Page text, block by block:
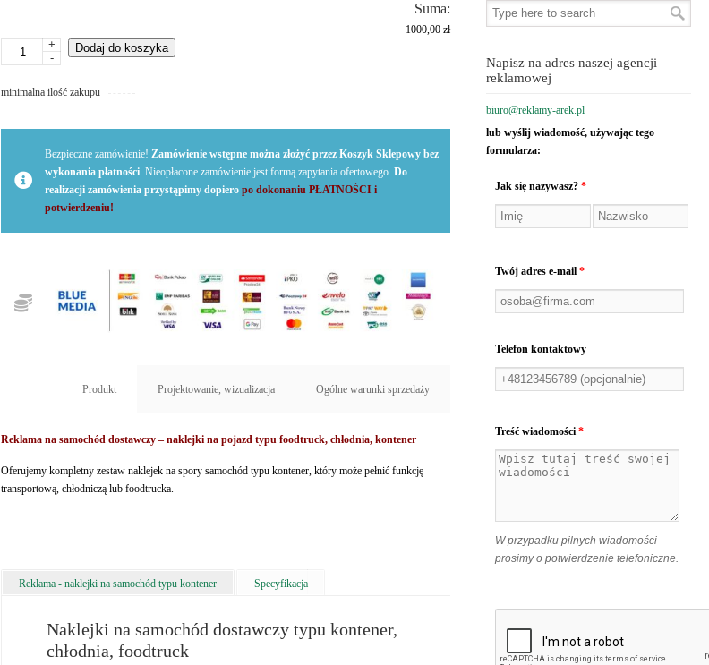
Suma:
1000,00 zł
Reklama
typu
kontener,
+
-
Dodaj do koszyka
minimalna ilość zakupu
Bezpieczne zamówienie! Zamówienie wstępne można złożyć przez Koszyk Sklepowy bez
wykonania płatności. Nieopłacone zamówienie jest formą zapytania ofertowego. Do
realizacji zamówienia przystąpimy dopiero po dokonaniu PŁATNOŚCI i
potwierdzeniu!
Produkt Projektowanie, wizualizacja Ogólne warunki sprzedaży
Reklama na samochód dostawczy – naklejki na pojazd typu foodtruck, chłodnia, kontener
Oferujemy kompletny zestaw naklejek na spory samochód typu kontener, który może pełnić funkcję
transportową, chłodniczą lub foodtrucka.
Reklama - naklejki na samochód typu kontener Specyfikacja
Naklejki na samochód dostawczy typu kontener,
chłodnia, foodtruck
Napisz na adres naszej agencji
reklamowej
biuro@reklamy-arek.pl
lub wyślij wiadomość, używając tego
formularza:
Jak się nazywasz?*
Twój adres e-mail*
Telefon kontaktowy
Treść wiadomości*
W przypadku pilnych wiadomości
prosimy o potwierdzenie telefoniczne.